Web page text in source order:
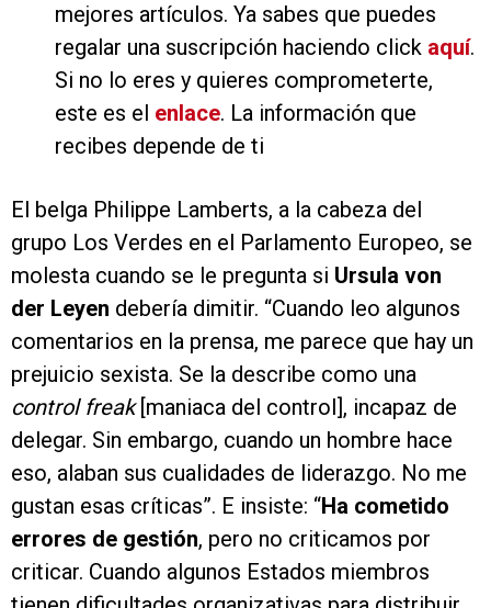
mejores artículos. Ya sabes que puedes
regalar una suscripción haciendo click aquí.
Si no lo eres y quieres comprometerte,
este es el enlace. La información que
recibes depende de ti
El belga Philippe Lamberts, a la cabeza del
grupo Los Verdes en el Parlamento Europeo, se
molesta cuando se le pregunta si Ursula von
der Leyen debería dimitir. “Cuando leo algunos
comentarios en la prensa, me parece que hay un
prejuicio sexista. Se la describe como una
control freak[maniaca del control], incapaz de
delegar. Sin embargo, cuando un hombre hace
eso, alaban sus cualidades de liderazgo. No me
gustan esas críticas”. E insiste: “Ha cometido
errores de gestión, pero no criticamos por
criticar. Cuando algunos Estados miembros